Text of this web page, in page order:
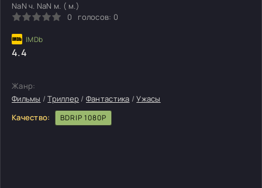
NaN ч. NaN м. ( м.)
0
голосов: 0
4.4
Жанр:
Фильмы /Триллер / Фантастика /Ужасы
Качество:
BDRIP 1080P